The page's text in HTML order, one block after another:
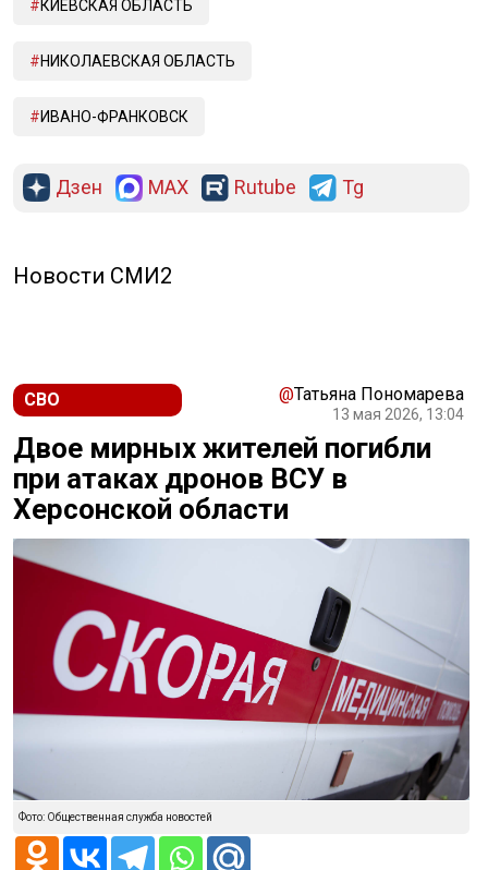
КИЕВСКАЯ ОБЛАСТЬ
НИКОЛАЕВСКАЯ ОБЛАСТЬ
ИВАНО-ФРАНКОВСК
Дзен MAX Rutube Tg
Новости СМИ2
СВО @Татьяна Пономарева
13 мая 2026, 13:04
Двое мирных жителей погибли
при атаках дронов ВСУ в
Херсонской области
Фото: Общественная служба новостей